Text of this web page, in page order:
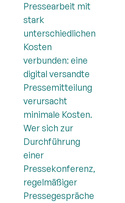
Pressearbeit mit
stark
unterschiedlichen
Kosten
verbunden: eine
digital versandte
Pressemitteilung
verursacht
minimale Kosten.
Wer sich zur
Durchführung
einer
Pressekonferenz,
regelmäßiger
Pressegespräche